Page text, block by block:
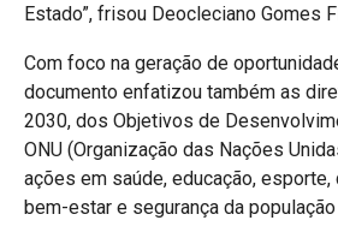
Estado”, frisou Deocleciano Gomes
Com foco na geração de
documento enfatizou também as
2030, dos Objetivos de
ONU (Organização das Nações
ações em saúde, educação, esporte,
bem-estar e segurança da